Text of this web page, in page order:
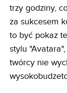
trzy godziny,
za sukcesem
to być pokaz
stylu
twórcy nie